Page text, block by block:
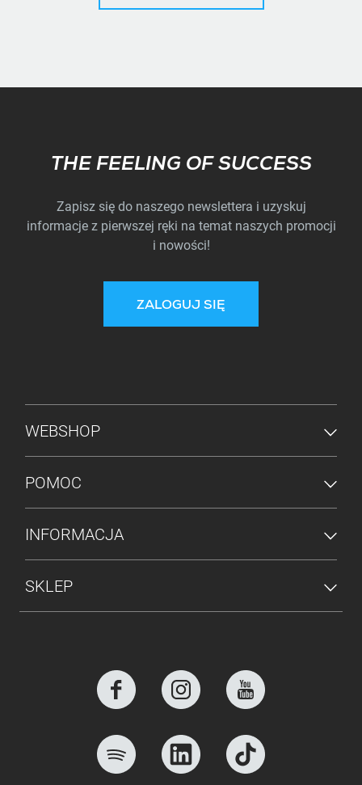
Subscribe
THE FEELING OF SUCCESS
Zapisz się do naszego newslettera i uzyskuj
informacje z pierwszej ręki na temat naszych promocji
i nowości!
ZALOGUJ SIĘ
MENU STOPKI
WEBSHOP
POMOC
INFORMACJA
SKLEP